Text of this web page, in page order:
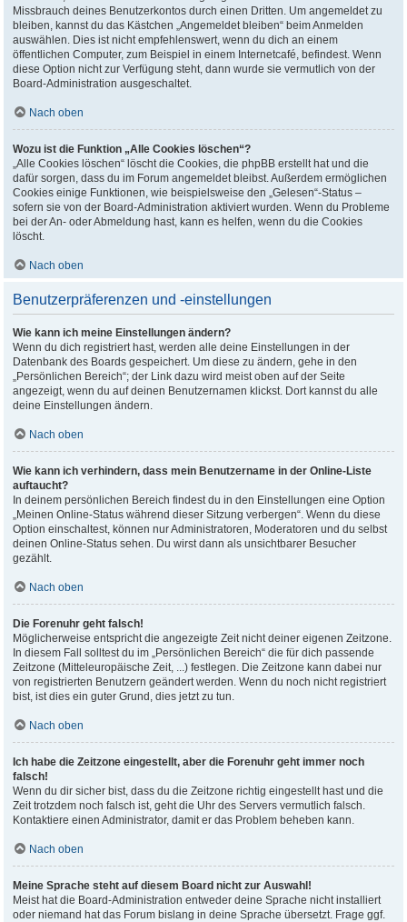
Missbrauch deines Benutzerkontos durch einen Dritten. Um angemeldet zu
bleiben, kannst du das Kästchen „Angemeldet bleiben“ beim Anmelden
auswählen. Dies ist nicht empfehlenswert, wenn du dich an einem
öffentlichen Computer, zum Beispiel in einem Internetcafé, befindest. Wenn
diese Option nicht zur Verfügung steht, dann wurde sie vermutlich von der
Board-Administration ausgeschaltet.
Nach oben
Wozu ist die Funktion „Alle Cookies löschen“?
„Alle Cookies löschen“ löscht die Cookies, die phpBB erstellt hat und die
dafür sorgen, dass du im Forum angemeldet bleibst. Außerdem ermöglichen
Cookies einige Funktionen, wie beispielsweise den „Gelesen“-Status –
sofern sie von der Board-Administration aktiviert wurden. Wenn du Probleme
bei der An- oder Abmeldung hast, kann es helfen, wenn du die Cookies
löscht.
Nach oben
Benutzerpräferenzen und -einstellungen
Wie kann ich meine Einstellungen ändern?
Wenn du dich registriert hast, werden alle deine Einstellungen in der
Datenbank des Boards gespeichert. Um diese zu ändern, gehe in den
„Persönlichen Bereich“; der Link dazu wird meist oben auf der Seite
angezeigt, wenn du auf deinen Benutzernamen klickst. Dort kannst du alle
deine Einstellungen ändern.
Nach oben
Wie kann ich verhindern, dass mein Benutzername in der Online-Liste
auftaucht?
In deinem persönlichen Bereich findest du in den Einstellungen eine Option
„Meinen Online-Status während dieser Sitzung verbergen“. Wenn du diese
Option einschaltest, können nur Administratoren, Moderatoren und du selbst
deinen Online-Status sehen. Du wirst dann als unsichtbarer Besucher
gezählt.
Nach oben
Die Forenuhr geht falsch!
Möglicherweise entspricht die angezeigte Zeit nicht deiner eigenen Zeitzone.
In diesem Fall solltest du im „Persönlichen Bereich“ die für dich passende
Zeitzone (Mitteleuropäische Zeit, ...) festlegen. Die Zeitzone kann dabei nur
von registrierten Benutzern geändert werden. Wenn du noch nicht registriert
bist, ist dies ein guter Grund, dies jetzt zu tun.
Nach oben
Ich habe die Zeitzone eingestellt, aber die Forenuhr geht immer noch
falsch!
Wenn du dir sicher bist, dass du die Zeitzone richtig eingestellt hast und die
Zeit trotzdem noch falsch ist, geht die Uhr des Servers vermutlich falsch.
Kontaktiere einen Administrator, damit er das Problem beheben kann.
Nach oben
Meine Sprache steht auf diesem Board nicht zur Auswahl!
Meist hat die Board-Administration entweder deine Sprache nicht installiert
oder niemand hat das Forum bislang in deine Sprache übersetzt. Frage ggf.